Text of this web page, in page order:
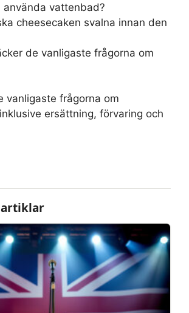
använda vattenbad?
cheesecaken svalna innan den
de vanligaste frågorna om
vanligaste frågorna om
ersättning, förvaring och
artiklar